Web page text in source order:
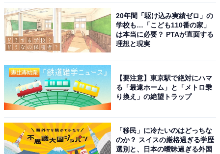
20年間「駆け込み実績ゼロ」の
学校も…「こども110番の家」
は本当に必要？ PTAが直面する
理想と現実
【要注意】東京駅で絶対にハマ
る「最遠ホーム」と「メトロ乗
り換え」の絶望トラップ
「移民」に冷たいのはどっちな
のか？ スイスの厳格過ぎる学歴
選別と、日本の曖昧過ぎる外国